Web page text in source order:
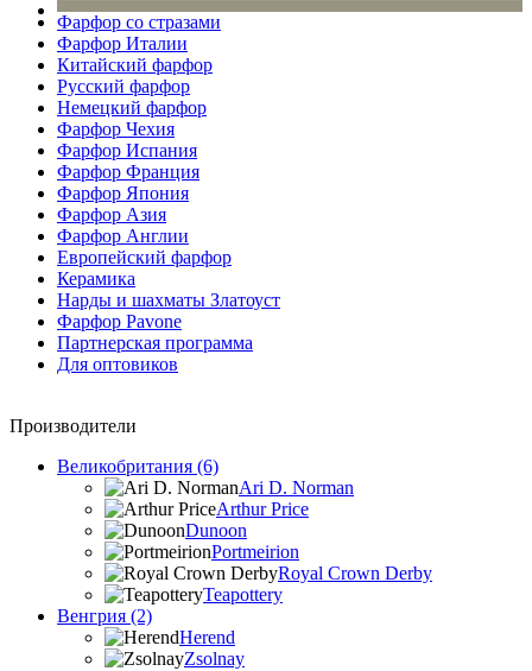
Фарфор со стразами
Фарфор Италии
Китайский фарфор
Русский фарфор
Немецкий фарфор
Фарфор Чехия
Фарфор Испания
Фарфор Франция
Фарфор Япония
Фарфор Азия
Фарфор Англии
Европейский фарфор
Керамика
Нарды и шахматы Златоуст
Фарфор Pavone
Партнерская программа
Для оптовиков
Производители
Великобритания (6)
Ari D. Norman
Arthur Price
Dunoon
Portmeirion
Royal Crown Derby
Teapottery
Венгрия (2)
Herend
Zsolnay